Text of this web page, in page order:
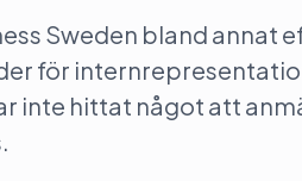
Sweden bland annat
för
inte hittat något att